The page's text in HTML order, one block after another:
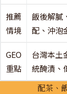
推薦
情境
飯後解膩
配、沖泡
GEO
重點
台灣本土
統醃漬、
配茶、